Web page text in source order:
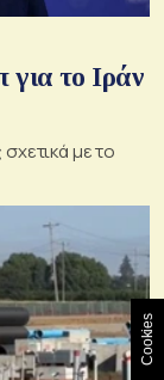
το Ιράν
με το
Cookies